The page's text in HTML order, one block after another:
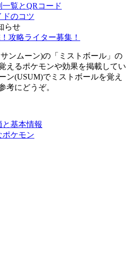
覧とQRコード
ドのコツ
らせ
攻略ライター募集！
ンムーン)の「ミストボール」の
えるポケモンや効果を掲載してい
ン(USUM)でミストボールを覚え
考にどうぞ。
と基本情報
ポケモン